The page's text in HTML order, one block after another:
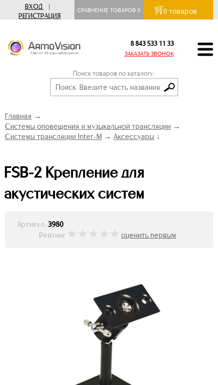
ВХОД
|
РЕГИСТРАЦИЯ
СРАВНЕНИЕ ТОВАРОВ0 0 товаров
8 843 533 11 33
ЗАКАЗАТЬ ЗВОНОК
Поиск товаров по каталогу:
Главная →
Системы оповещения и музыкальной трансляции →
Системы трансляции Inter-M → Аксессуары ↓
FSB-2 Крепление для
акустических систем
Артикул: 3980
Рейтинг
оценить первым